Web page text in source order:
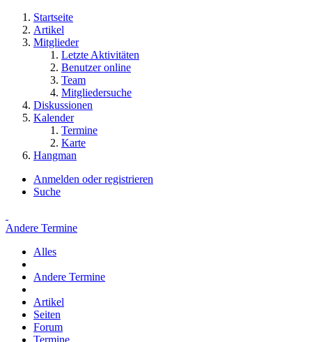
Startseite
Artikel
Mitglieder
Letzte Aktivitäten
Benutzer online
Team
Mitgliedersuche
Diskussionen
Kalender
Termine
Karte
Hangman
Anmelden oder registrieren
Suche
Andere Termine
Alles
Andere Termine
Artikel
Seiten
Forum
Termine